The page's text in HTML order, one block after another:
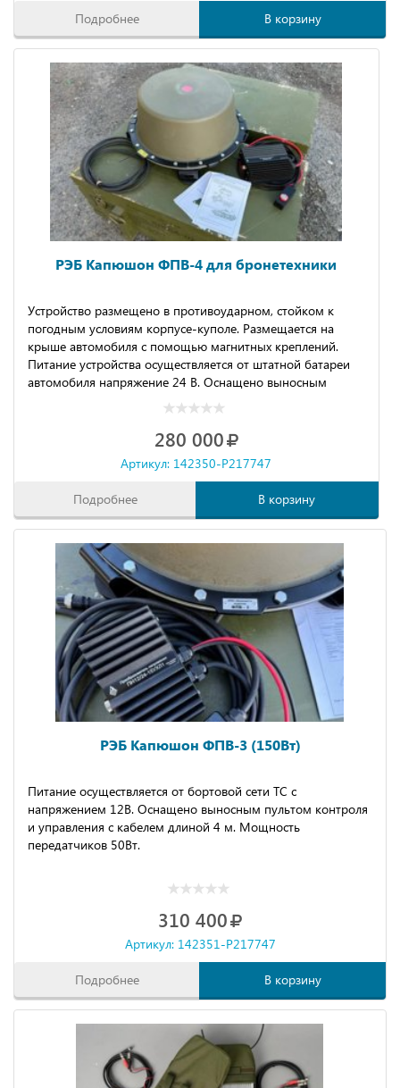
Подробнее В корзину
РЭБ Капюшон ФПВ-4 для бронетехники
Устройство размещено в противоударном, стойком к
погодным условиям корпусе-куполе. Размещается на
крыше автомобиля с помощью магнитных креплений.
Питание устройства осуществляется от штатной батареи
автомобиля напряжение 24 В. Оснащено выносным
пультом контроля и управления с кабелем длиной 6 м.
Возможно увеличение мощности передатчиков до 50Вт.
280 000
Артикул: 142350-P217747
Подробнее В корзину
РЭБ Капюшон ФПВ-3 (150Вт)
Питание осуществляется от бортовой сети ТС с
напряжением 12В. Оснащено выносным пультом контроля
и управления с кабелем длиной 4 м. Мощность
передатчиков 50Вт.
310 400
Артикул: 142351-P217747
Подробнее В корзину